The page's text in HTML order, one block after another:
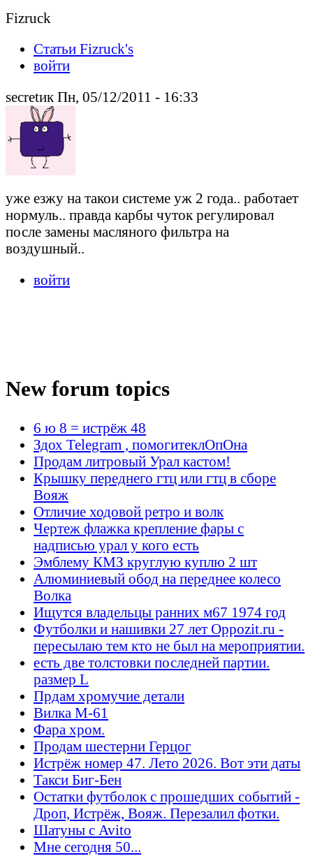
Fizruck
Статьи Fizruck's
войти
secretик Пн, 05/12/2011 - 16:33
уже езжу на такои системе уж 2 года.. работает
нормуль.. правда карбы чуток регулировал
после замены масляного фильтра на
воздушный..
войти
New forum topics
6 ю 8 = истрёж 48
Здох Telegram , помогитеклОпОна
Продам литровый Урал кастом!
Крышку переднего гтц или гтц в сборе
Вояж
Отличие ходовой ретро и волк
Чертеж флажка крепление фары с
надписью урал у кого есть
Эмблему КМЗ круглую куплю 2 шт
Алюминиевый обод на переднее колесо
Волка
Ищутся владельцы ранних м67 1974 год
Футболки и нашивки 27 лет Oppozit.ru -
пересылаю тем кто не был на мероприятии.
есть две толстовки последней партии.
размер L
Прдам хромучие детали
Вилка М-61
Фара хром.
Продам шестерни Герцог
Истрёж номер 47. Лето 2026. Вот эти даты
Такси Биг-Бен
Остатки футболок с прошедших событий -
Дроп, Истрёж, Вояж. Перезалил фотки.
Шатуны с Avito
Мне сегодня 50...